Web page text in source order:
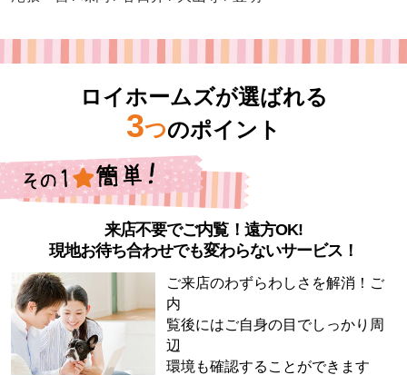
ロイホームズが選ばれる
3つのポイント
来店不要でご内覧！遠方OK!
現地お待ち合わせでも変わらないサービス！
ご来店のわずらわしさを解消！ご
内
覧後にはご自身の目でしっかり周
辺
環境も確認することができます